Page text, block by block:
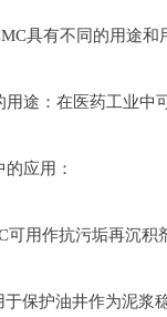
具有不同的用途和
：在医药工业中
应用：
作抗污垢再沉积
护油井作为泥浆稳